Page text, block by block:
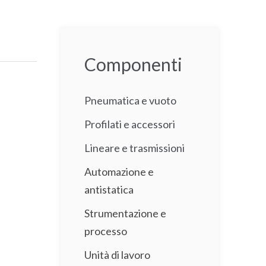
Componenti
Pneumatica e vuoto
Profilati e accessori
Lineare e trasmissioni
Automazione e
antistatica
Strumentazione e
processo
Unità di lavoro